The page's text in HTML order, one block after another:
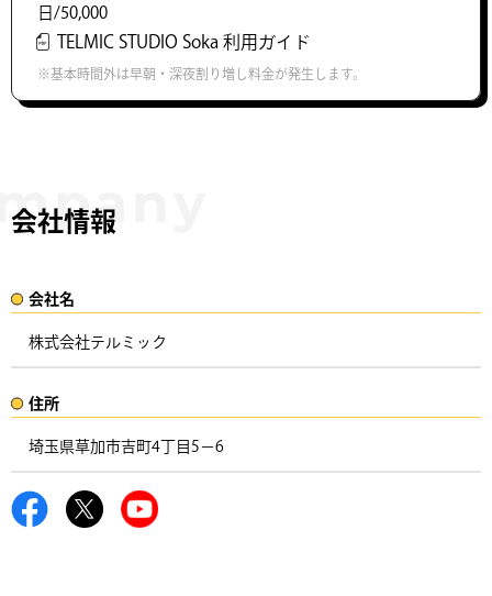
日/50,000
TELMIC STUDIO Soka 利用ガイド
※基本時間外は早朝・深夜割り増し料金が発生します。
会社情報
会社名​
株式会社テルミック
住所​​
埼玉県草加市吉町4丁目5−6 ​